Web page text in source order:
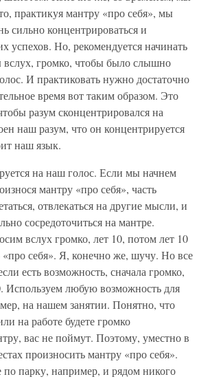
практикуя мантру «про себя», мы
сильно концентрироваться и
успехов. Но, рекомендуется начинать
вслух, громко, чтобы было слышно
И практиковать нужно достаточно
время вот таким образом. Это
разум сконцентрировался на
наш разум, что он концентрируется
наш язык.
на наш голос. Если мы начнем
мантру «про себя», часть
отвлекаться на другие мысли, и
сосредоточиться на мантре.
вслух громко, лет 10, потом лет 10
«про себя». Я, конечно же, шучу. Но все
есть возможность, сначала громко,
Используем любую возможность для
на нашем занятии. Понятно, что
на работе будете громко
вас не поймут. Поэтому, уместно в
произносить мантру «про себя».
парку, например, и рядом никого